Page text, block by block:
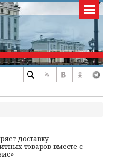
доставку
товаров вместе с